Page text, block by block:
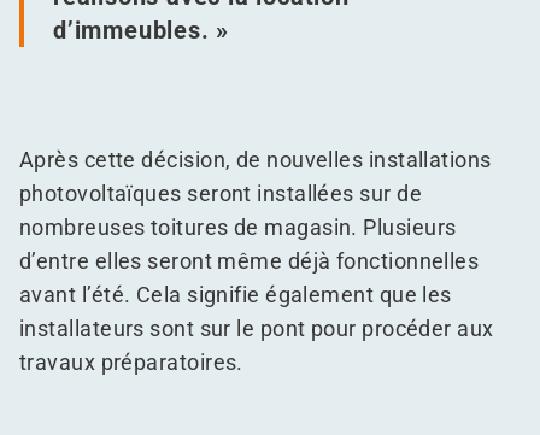
d’immeubles. »
Après cette décision, de nouvelles installations
photovoltaïques seront installées sur de
nombreuses toitures de magasin. Plusieurs
d’entre elles seront même déjà fonctionnelles
avant l’été. Cela signifie également que les
installateurs sont sur le pont pour procéder aux
travaux préparatoires.